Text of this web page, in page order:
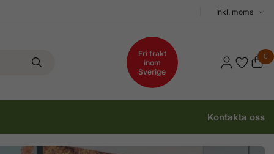
Välj
Fri frakt
inom
Sverige
0
Kontakta oss